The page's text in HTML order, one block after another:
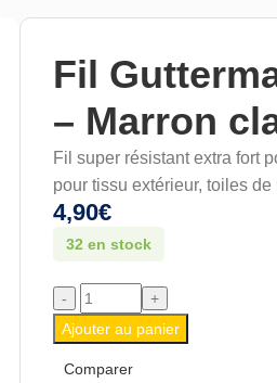
Fil
– Marron
Fil super résistant extra fort
pour tissu extérieur, toiles
4,90€
32 en stock
Ajouter au panier
Comparer